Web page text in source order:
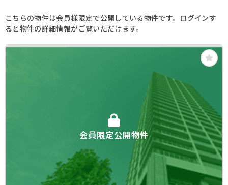
こちらの物件は会員様限定で公開している物件です。ログインす
ると物件の詳細情報がご覧いただけます。
会員限定公開物件